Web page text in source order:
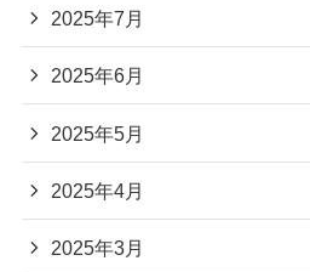
2025年7月
2025年6月
2025年5月
2025年4月
2025年3月